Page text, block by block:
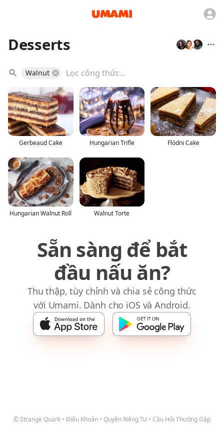
Desserts
Walnut
Gerbeaud Cake Hungarian Trifle Flódni Cake
Hungarian Walnut Roll Walnut Torte
Sẵn sàng để bắt
đầu nấu ăn?
Thu thập, tùy chỉnh và chia sẻ công thức
với Umami. Dành cho iOS và Android.
© Strange Quark • Điều Khoản • Quyền Riêng Tư • Câu Hỏi Thường Gặp